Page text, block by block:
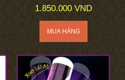
1.850.000 VND